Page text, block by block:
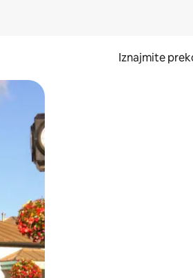
Iznajmite
prstom po zaslonu.